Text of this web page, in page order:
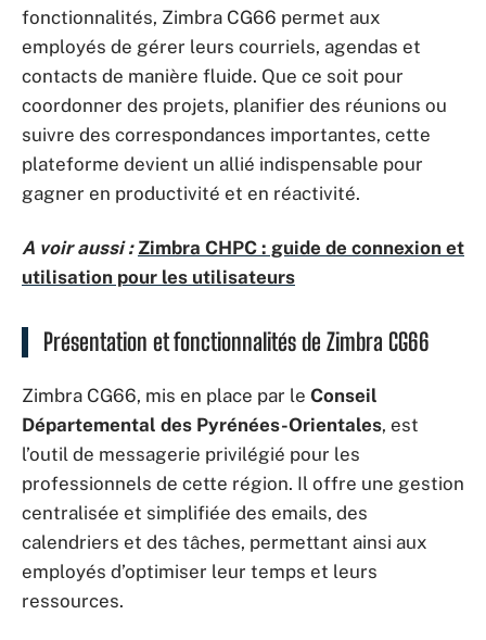
fonctionnalités, Zimbra CG66 permet aux
employés de gérer leurs courriels, agendas et
contacts de manière fluide. Que ce soit pour
coordonner des projets, planifier des réunions ou
suivre des correspondances importantes, cette
plateforme devient un allié indispensable pour
gagner en productivité et en réactivité.
A voir aussi : Zimbra CHPC : guide de connexion et
utilisation pour les utilisateurs
Présentation et fonctionnalités de Zimbra CG66
Zimbra CG66, mis en place par le Conseil
Départemental des Pyrénées-Orientales, est
l’outil de messagerie privilégié pour les
professionnels de cette région. Il offre une gestion
centralisée et simplifiée des emails, des
calendriers et des tâches, permettant ainsi aux
employés d’optimiser leur temps et leurs
ressources.